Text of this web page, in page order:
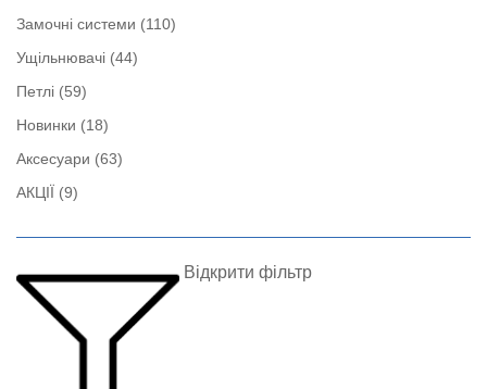
Замочні системи (110)
Ущільнювачі (44)
Петлі (59)
Новинки (18)
Аксесуари (63)
АКЦІЇ (9)
Відкрити фільтр